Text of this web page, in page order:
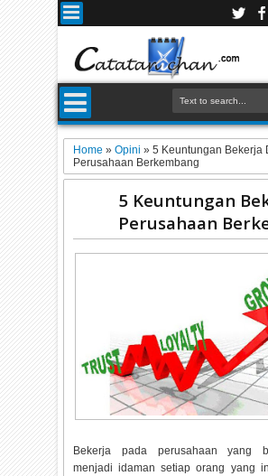
Home »Opini »5 Keuntungan Bekerja
Perusahaan Berkembang
5 Keuntungan
Perusahaan
Bekerja pada perusahaan yang
menjadi idaman setiap orang yang